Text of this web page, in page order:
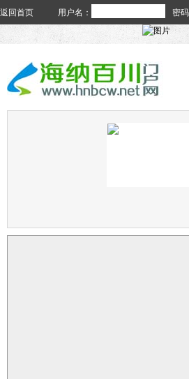
返回首页 用户名： 密码